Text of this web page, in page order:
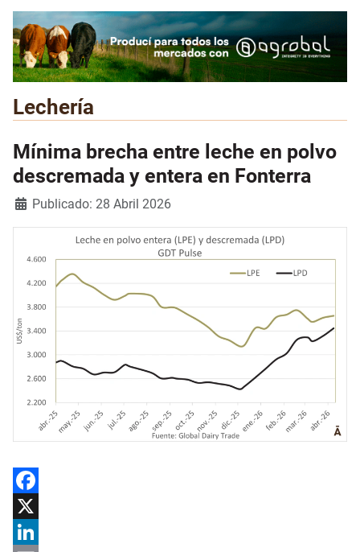
Lechería
Mínima brecha entre leche en polvo
descremada y entera en Fonterra
Detalles
Publicado: 28 Abril 2026
Facebook
X